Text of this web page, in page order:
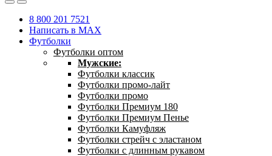
8 800 201 7521
Написать в MAX
Футболки
Футболки оптом
Мужские:
Футболки классик
Футболки промо-лайт
Футболки промо
Футболки Премиум 180
Футболки Премиум Пенье
Футболки Камуфляж
Футболки стрейч с эластаном
Футболки с длинным рукавом